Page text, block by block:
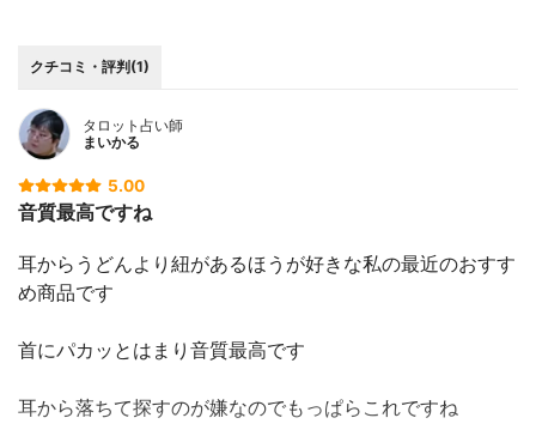
クチコミ・評判(1)
タロット占い師
まいかる
5.00
音質最高ですね
耳からうどんより紐があるほうが好きな私の最近のおすす
め商品です
首にパカッとはまり音質最高です
耳から落ちて探すのが嫌なのでもっぱらこれですね